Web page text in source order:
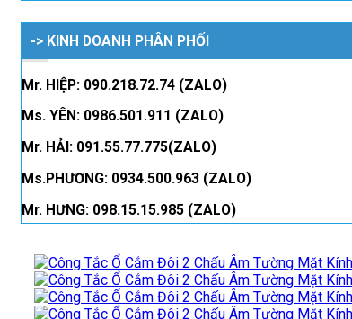
-> KINH DOANH PHÂN PHỐI
Mr. HIỆP: 090.218.72.74 (ZALO)
Ms. YÊN: 0986.501.911 (ZALO)
Mr. HẢI: 091.55.77.775(ZALO)
Ms.PHƯƠNG: 0934.500.963 (ZALO)
Mr. HƯNG: 098.15.15.985 (ZALO)